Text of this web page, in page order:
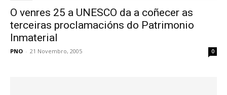
O venres 25 a UNESCO da a coñecer as
terceiras proclamacións do Patrimonio
Inmaterial
PNO - 21 Novembro, 2005 0